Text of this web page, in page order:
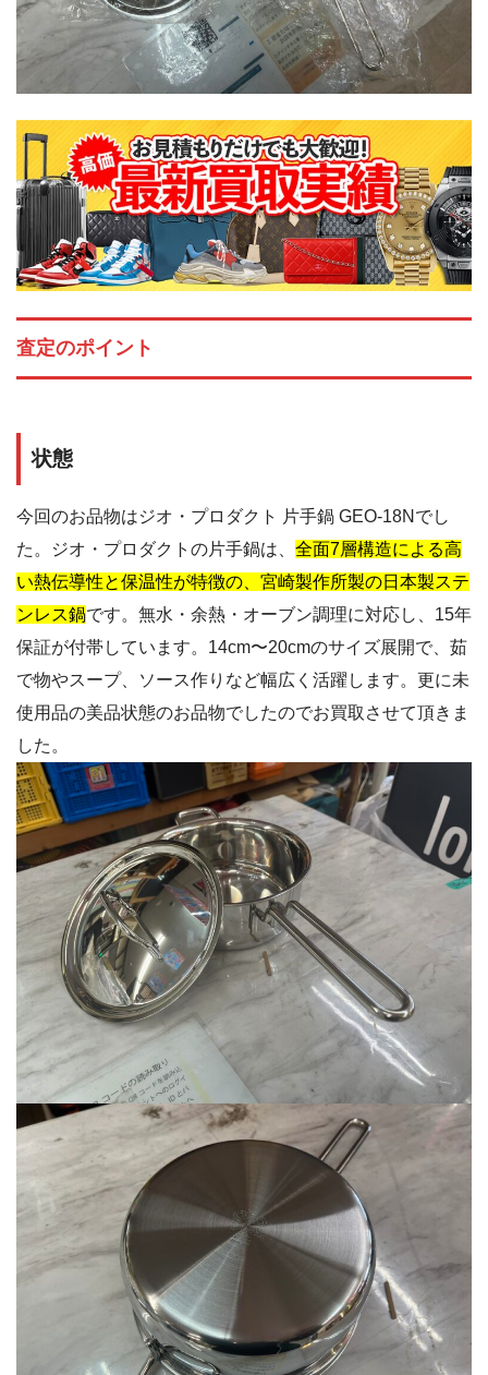
査定のポイント
状態
今回のお品物はジオ・プロダクト 片手鍋 GEO-18Nでし
た。ジオ・プロダクトの片手鍋は、 全面7層構造による高
い熱伝導性と保温性が特徴の、宮崎製作所製の日本製ステ
ンレス鍋です。無水・余熱・オーブン調理に対応し、15年
保証が付帯しています。14cm〜20cmのサイズ展開で、茹
で物やスープ、ソース作りなど幅広く活躍します。更に未
使用品の美品状態のお品物でしたのでお買取させて頂きま
した。